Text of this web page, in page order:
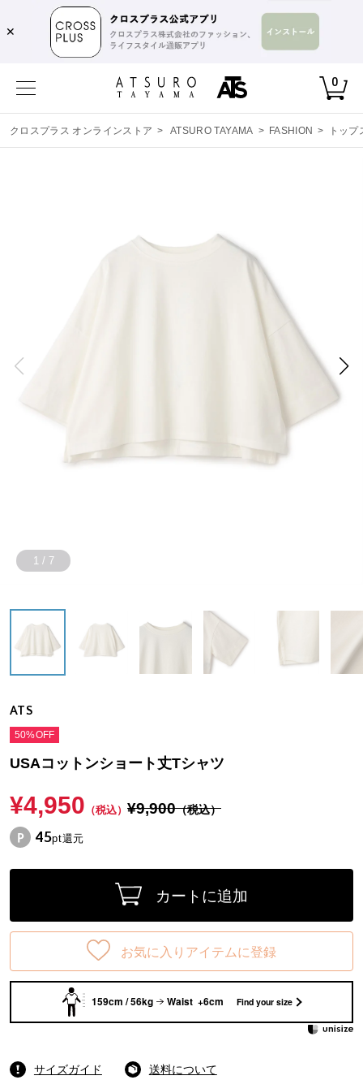
✕
0
クロスプラス オンラインストア > ATSURO TAYAMA > FASHION > トップ
1 / 7
ATS
50%OFF
USAコットンショート丈Tシャツ
¥4,950 （税込） ¥9,900（税込）
45pt還元
カートに追加
お気に入りアイテムに登録
159cm / 56kg Waist +6cm Find your size
サイズガイド 送料について